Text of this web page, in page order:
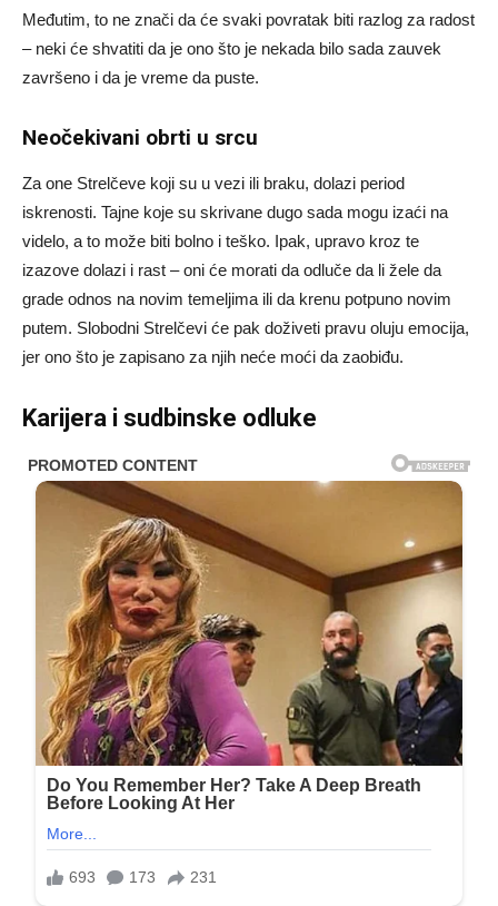
Međutim, to ne znači da će svaki povratak biti razlog za radost
– neki će shvatiti da je ono što je nekada bilo sada zauvek
završeno i da je vreme da puste.
Neočekivani obrti u srcu
Za one Strelčeve koji su u vezi ili braku, dolazi period
iskrenosti. Tajne koje su skrivane dugo sada mogu izaći na
videlo, a to može biti bolno i teško. Ipak, upravo kroz te
izazove dolazi i rast – oni će morati da odluče da li žele da
grade odnos na novim temeljima ili da krenu potpuno novim
putem. Slobodni Strelčevi će pak doživeti pravu oluju emocija,
jer ono što je zapisano za njih neće moći da zaobiđu.
Karijera i sudbinske odluke